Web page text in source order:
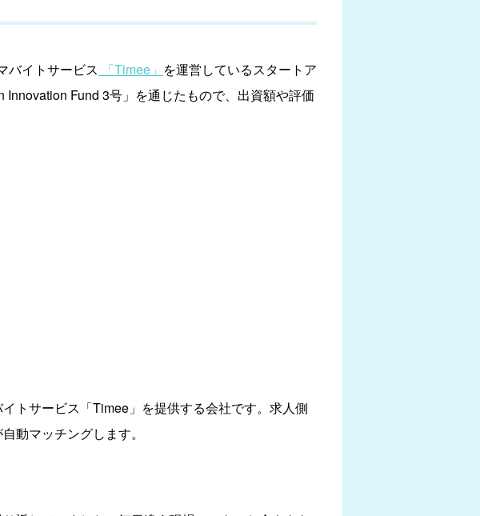
バイトサービス 「Timee」 を運営しているスタートア
Fund 3号」を通じたもので、出資額や評価
トサービス「Timee」を提供する会社です。求人側
動マッチングします。